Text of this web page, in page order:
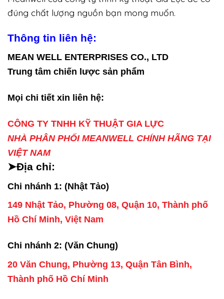
đúng chất lượng nguồn bạn mong muốn.
Thông tin liên hệ:
MEAN WELL ENTERPRISES CO., LTD
Trung tâm chiến lược sản phẩm
Mọi chi tiết xin liên hệ:
CÔNG TY TNHH KỸ THUẬT GIA LỰC
NHÀ PHÂN PHỐI MEANWELL CHÍNH HÃNG TẠI
VIỆT NAM
➤Địa chỉ:
Chi nhánh 1: (Nhật Tảo)
149 Nhật Tảo, Phường 08, Quận 10, Thành phố
Hồ Chí Minh, Việt Nam
Chi nhánh 2: (Văn Chung)
20 Văn Chung, Phường 13, Quận Tân Bình,
Thành phố Hồ Chí Minh